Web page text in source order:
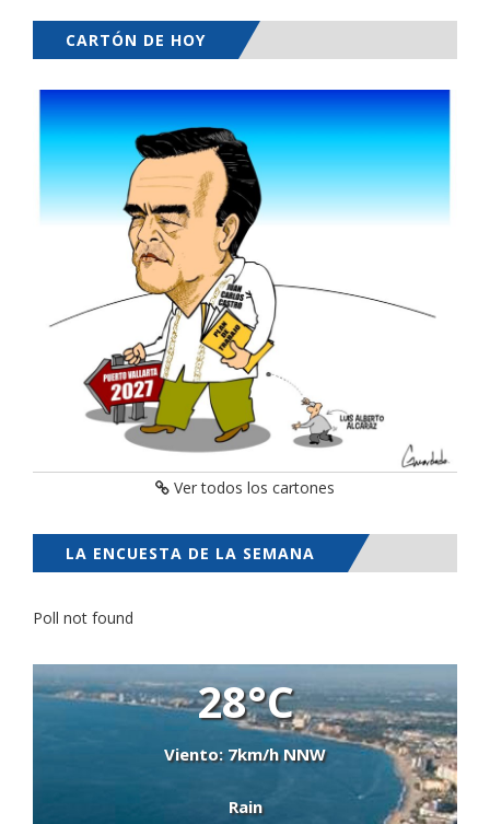
CARTÓN DE HOY
Ver todos los cartones
LA ENCUESTA DE LA SEMANA
Poll not found
28°C
Viento: 7km/h NNW
Rain